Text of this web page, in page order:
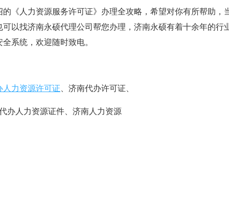
《人力资源服务许可证》办理全攻略，希望对你有所帮助，
以找济南永硕代理公司帮您办理，济南永硕有着十余年的行
系统，欢迎随时致电。
人力资源许可证 、济南代办许可证、
办人力资源证件、济南人力资源